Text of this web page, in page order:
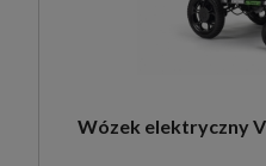
Wózek elektryczny